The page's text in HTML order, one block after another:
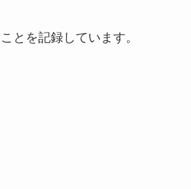
とを記録しています。